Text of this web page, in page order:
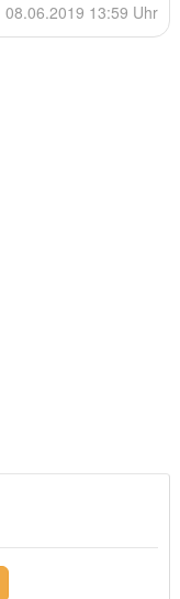
08.06.2019 13:59 Uhr